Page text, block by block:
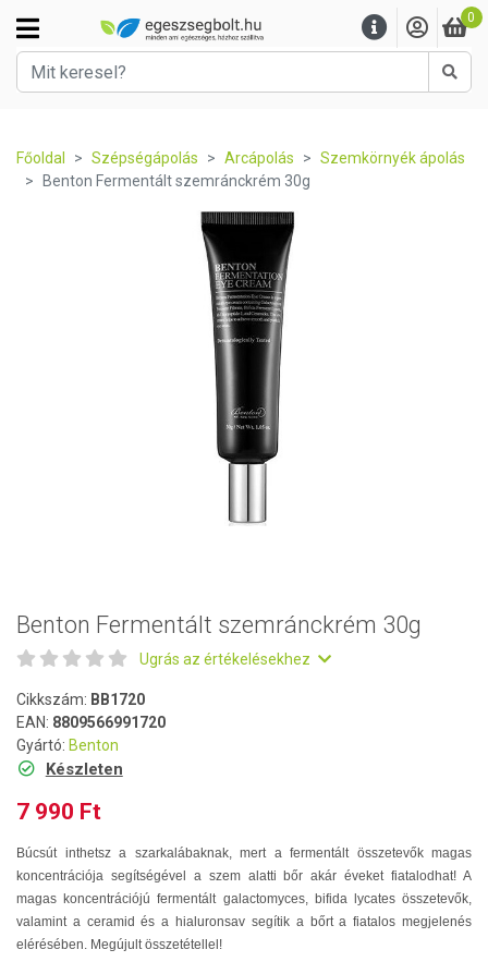
0
Főoldal Szépségápolás Arcápolás
Szemkörnyék ápolás
Benton Fermentált szemránckrém 30g
Benton Fermentált szemránckrém 30g
Ugrás az értékelésekhez
Cikkszám: BB1720
EAN: 8809566991720
Gyártó: Benton
Készleten
7 990 Ft
Búcsút inthetsz a szarkalábaknak, mert a fermentált összetevők magas
koncentrációja segítségével a szem alatti bőr akár éveket fiatalodhat! A
magas koncentrációjú fermentált galactomyces, bifida lycates összetevők,
valamint a ceramid és a hialuronsav segítik a bőrt a fiatalos megjelenés
elérésében. Megújult összetétellel!